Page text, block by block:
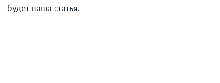
будет наша статья.